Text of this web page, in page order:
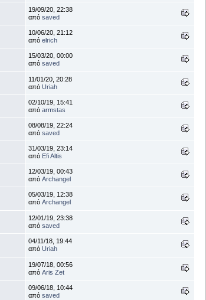
19/09/20, 22:38
από saved
10/06/20, 21:12
από elrich
15/03/20, 00:00
από saved
11/01/20, 20:28
από Uriah
02/10/19, 15:41
από armstas
08/08/19, 22:24
από saved
31/03/19, 23:14
από Efi Altis
12/03/19, 00:43
από Archangel
05/03/19, 12:38
από Archangel
12/01/19, 23:38
από saved
04/11/18, 19:44
από Uriah
19/07/18, 00:56
από Aris Zet
09/06/18, 10:44
από saved